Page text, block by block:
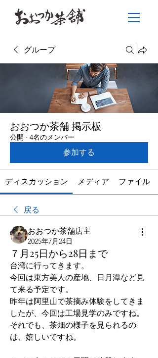
グループ
おおつか茶舗 掲示板
公開 · 4名のメンバー
参加する
ディスカッション メディア ファイル
戻る
おおつか茶舗店主
2025年7月24日
７月25日から28日まで
台湾に行ってきます。
今回は東方美人の産地、日月潭など見
て来る予定です。
昨年は阿里山で茶摘み体験をしてきま
したが、今回は工場見学のみですね。
それでも、茶畑の様子を見られるの
は、嬉しいですね。